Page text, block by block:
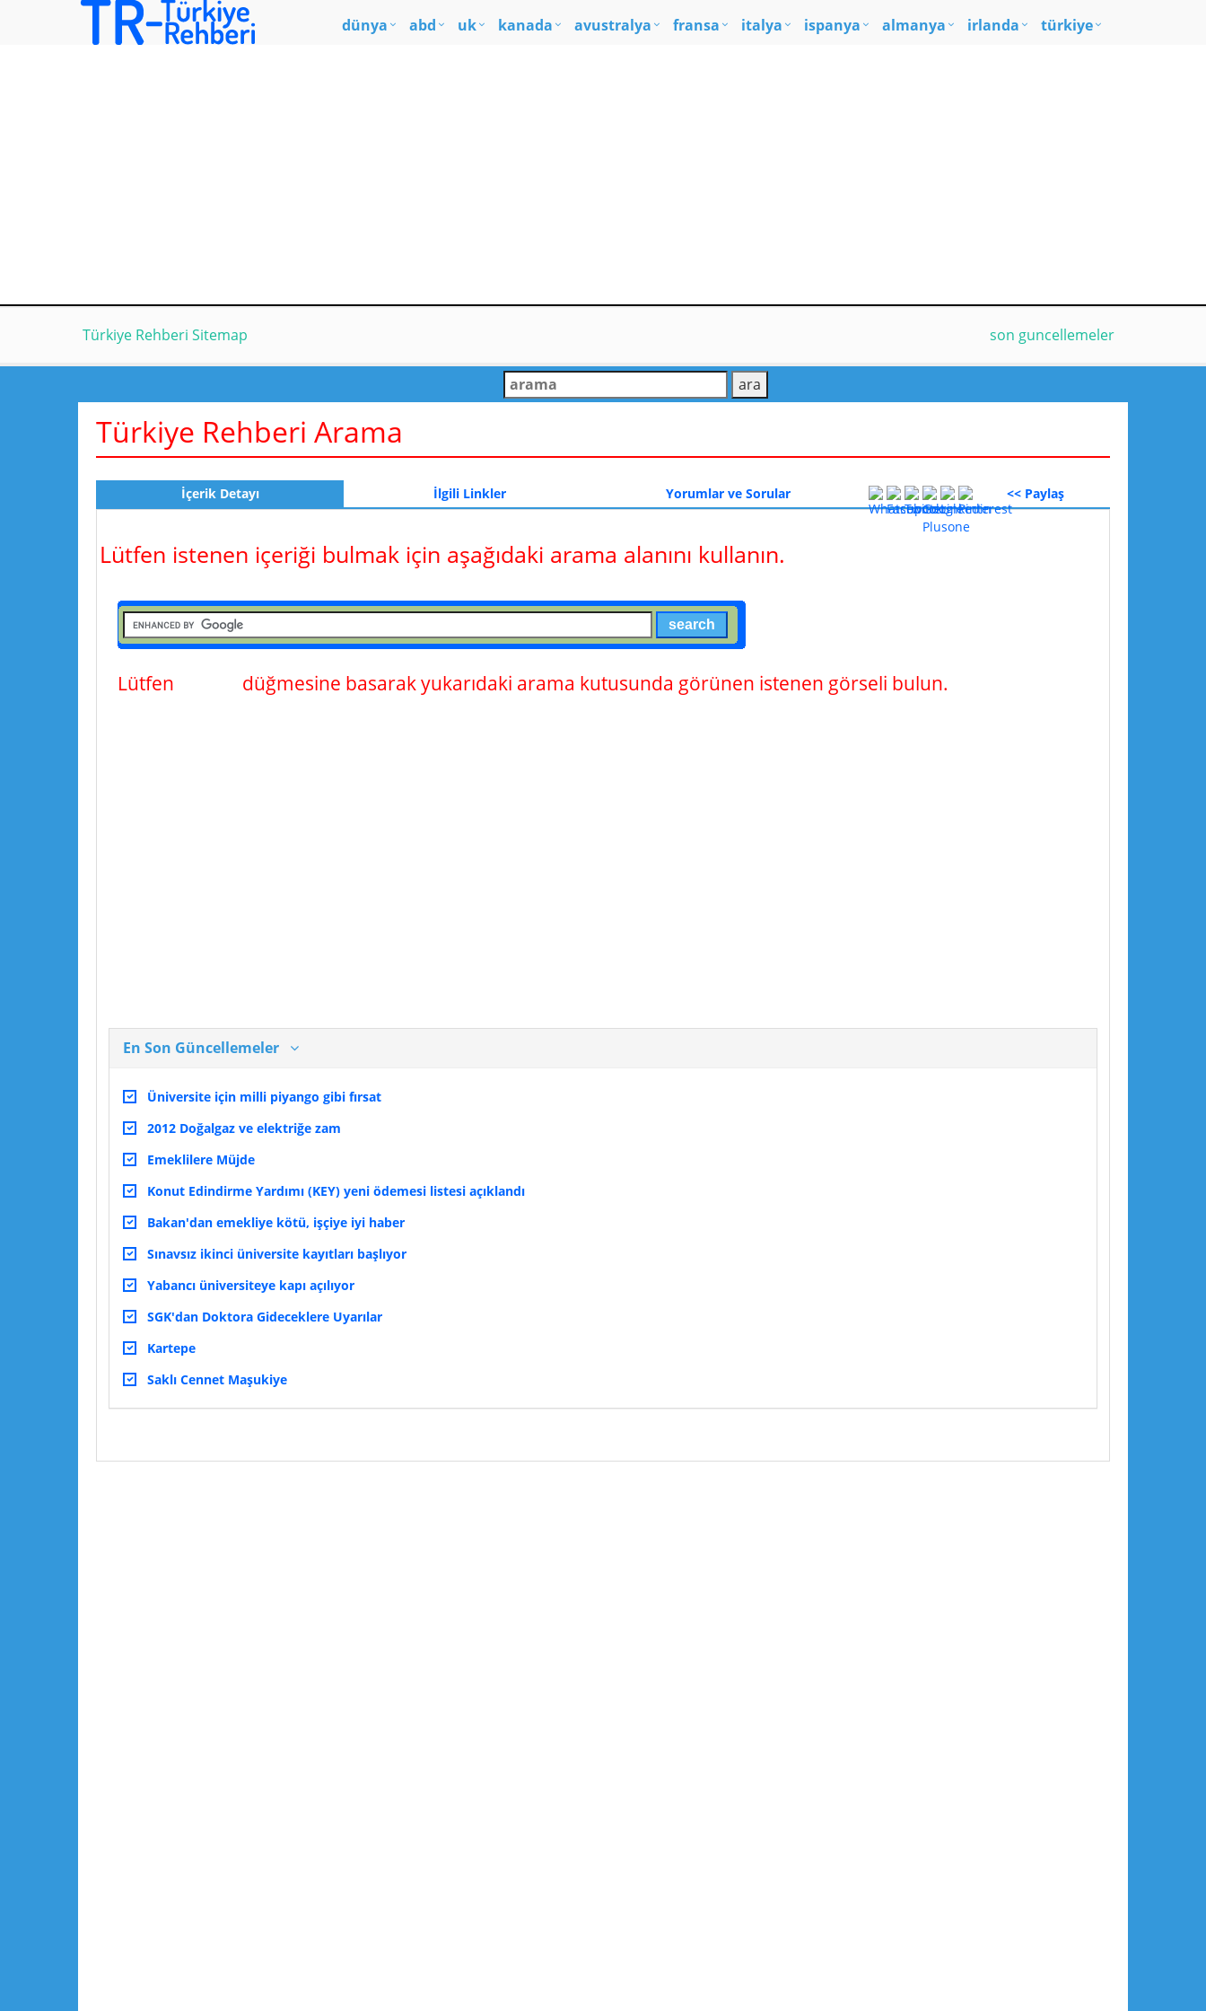
dünya abd uk kanada avustralya fransa italya ispanya almanya irlanda türkiye
Türkiye Rehberi Sitemap son guncellemeler
Türkiye Rehberi Arama
İçerik Detayı İlgili Linkler Yorumlar ve Sorular << Paylaş
Lütfen istenen içeriği bulmak için aşağıdaki arama alanını kullanın.
Lütfen düğmesine basarak yukarıdaki arama kutusunda görünen istenen görseli bulun.
En Son Güncellemeler
Üniversite için milli piyango gibi fırsat
2012 Doğalgaz ve elektriğe zam
Emeklilere Müjde
Konut Edindirme Yardımı (KEY) yeni ödemesi listesi açıklandı
Bakan'dan emekliye kötü, işçiye iyi haber
Sınavsız ikinci üniversite kayıtları başlıyor
Yabancı üniversiteye kapı açılıyor
SGK'dan Doktora Gideceklere Uyarılar
Kartepe
Saklı Cennet Maşukiye